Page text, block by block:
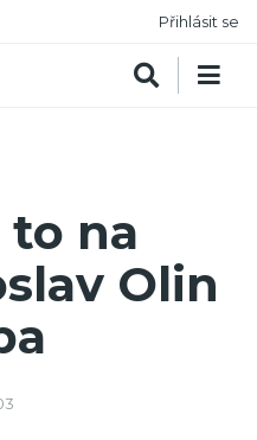
Přihlásit se
to na
Olin